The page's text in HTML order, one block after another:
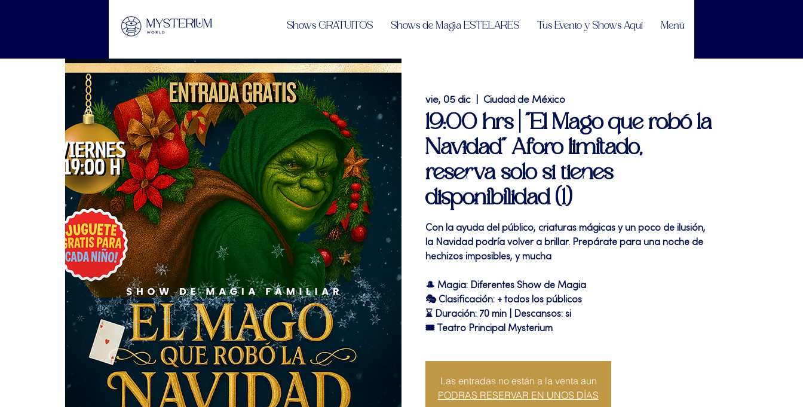
Shows GRATUITOS Shows de Magia ESTELARES Tus Evento y Shows Aquí Menú
vie, 05 dic Ciudad de México
19:00 hrs | "El Mago que robó la
Navidad" Aforo limitado,
reserva solo si tienes
disponibilidad (1)
Con la ayuda del público, criaturas mágicas y un poco de ilusión,
la Navidad podría volver a brillar. Prepárate para una noche de
hechizos imposibles, y mucha
🎩 Magia: Diferentes Show de Magia
🎭 Clasificación: + todos los públicos
⌛ Duración: 70 min | Descansos: si
🎟 Teatro Principal Mysterium
Las entradas no están a la venta aun
PODRAS RESERVAR EN UNOS DÍAS